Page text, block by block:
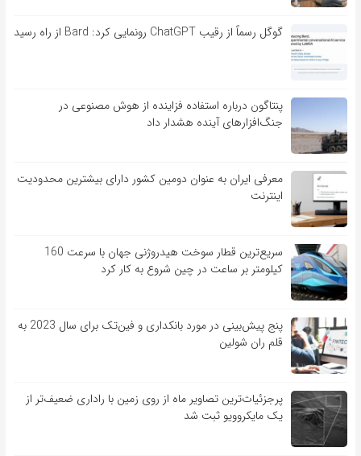
گوگل رسماً از رقیب ChatGPT رونمایی کرد: Bard از راه رسید
پنتاگون درباره استفاده فزاینده از هوش مصنوعی در
جنگ‌افزارهای آینده هشدار داد
معرفی ایران به عنوان دومین کشور دارای بیشترین محدودیت
اینترنت
سریع‌ترین قطار سوخت هیدروژنی جهان با سرعت 160
کیلومتر بر ساعت در چین شروع به کار کرد
پنج پیش‌بینی در مورد بانکداری و فین‌تک برای سال 2023 به
قلم ران شولین
پرجزئیات‌ترین تصاویر ماه از روی زمین با راداری ضعیف‌تر از
یک مایکروویو ثبت شد